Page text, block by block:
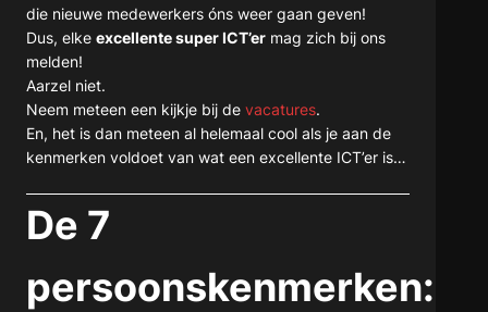
die nieuwe medewerkers óns weer gaan geven!
Dus, elke excellente super ICT’er mag zich bij ons
melden!
Aarzel niet.
Neem meteen een kijkje bij de vacatures.
En, het is dan meteen al helemaal cool als je aan de
kenmerken voldoet van wat een excellente ICT’er is…
De 7
persoonskenmerken: